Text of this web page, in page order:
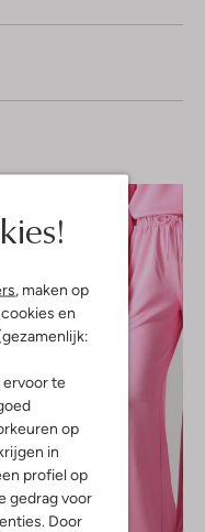
, maken op
en
ervoor te
op
in
profiel op
gedrag voor
Door